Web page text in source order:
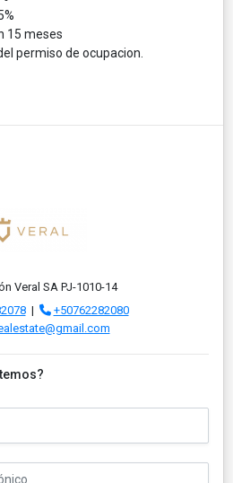
15 meses
permiso de ocupacion.
Veral SA PJ-1010-14
|
+50762282080